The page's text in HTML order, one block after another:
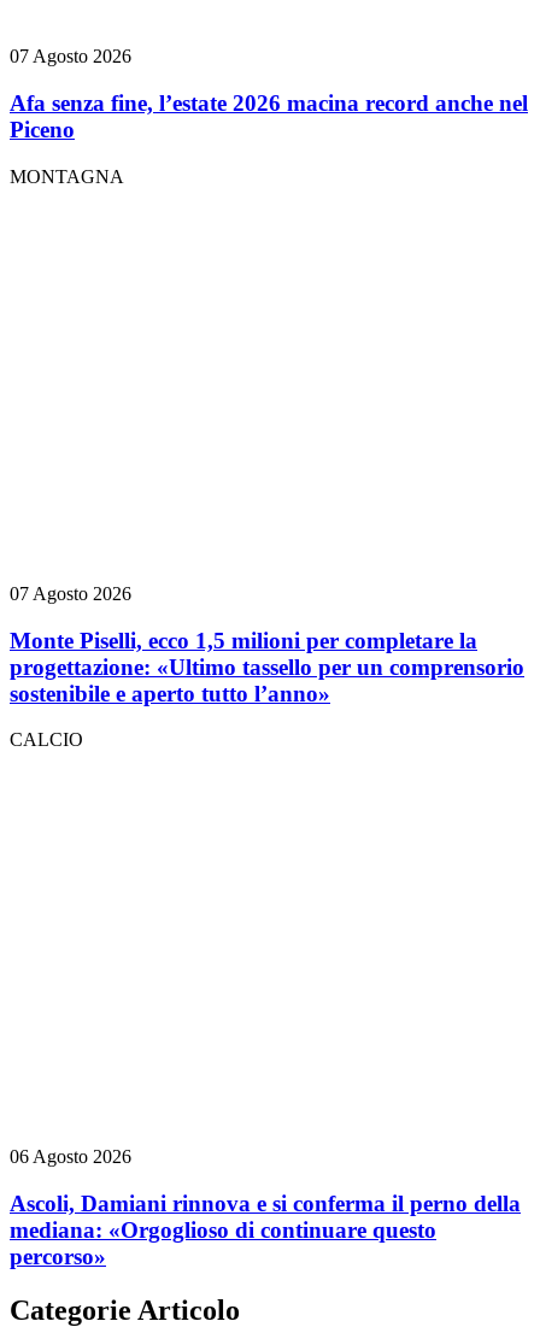
07 Agosto 2026
Afa senza fine, l’estate 2026 macina record anche nel
Piceno
MONTAGNA
07 Agosto 2026
Monte Piselli, ecco 1,5 milioni per completare la
progettazione: «Ultimo tassello per un comprensorio
sostenibile e aperto tutto l’anno»
CALCIO
06 Agosto 2026
Ascoli, Damiani rinnova e si conferma il perno della
mediana: «Orgoglioso di continuare questo
percorso»
Categorie Articolo